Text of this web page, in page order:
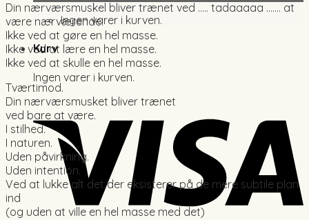
Ingen varer i kurven.
Kurv
Ingen varer i kurven.
Din nærværsmuskel bliver trænet ved ….. tadaaaaa ……. at
være nærværende.
Ikke ved at gøre en hel masse.
Ikke ved at lære en hel masse.
Ikke ved at skulle en hel masse.
Tværtimod.
Din nærværsmusket bliver trænet
ved bare at være.
I stilhed.
I naturen.
Uden påvirkning.
Uden intention.
Ved at lukke alt det der eksisterer på de mere subtile plan
ind
(og uden at ville en hel masse med det)